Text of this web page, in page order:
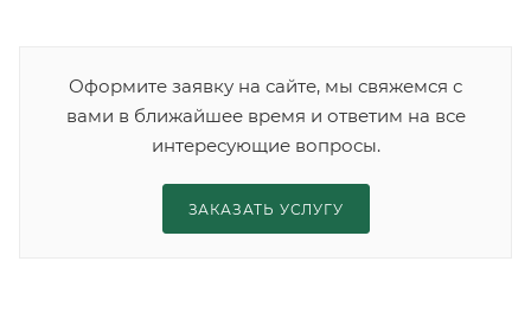
Оформите заявку на сайте, мы свяжемся с
вами в ближайшее время и ответим на все
интересующие вопросы.
ЗАКАЗАТЬ УСЛУГУ